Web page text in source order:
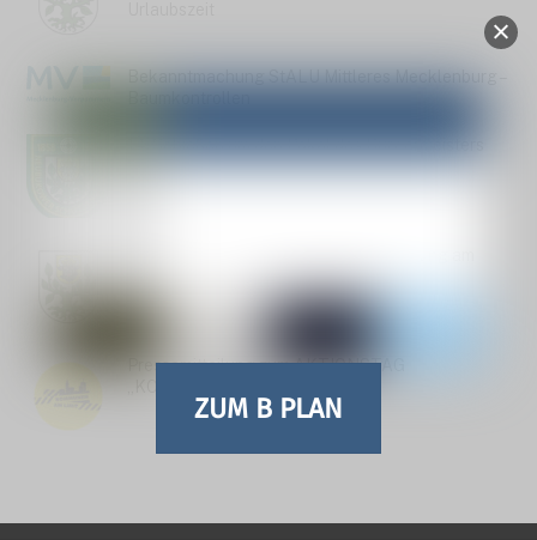
ZUM B PLAN
Bekanntmachung StALU Mittleres Mecklenburg –
Baumkontrollen
14. Schießen um den Pokal des Bürgermeisters
2026
Pressemitteilung zum AKTIONSTAG